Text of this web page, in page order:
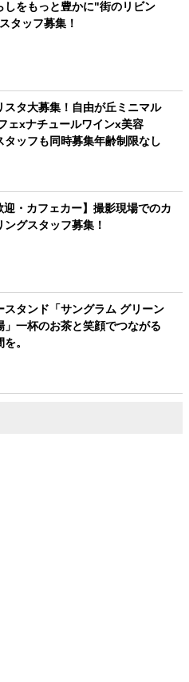
しをもっと豊かに"街のリビン
タッフ募集！
タ大募集！自由が丘ミニマル
ェxナチュールワインx美容
タッフも同時募集年齢制限なし
迎・カフェカー】撮影現場でのカ
ングスタッフ募集！
スタンド「サングラム グリーン
」一杯のお茶と笑顔でつながる
。